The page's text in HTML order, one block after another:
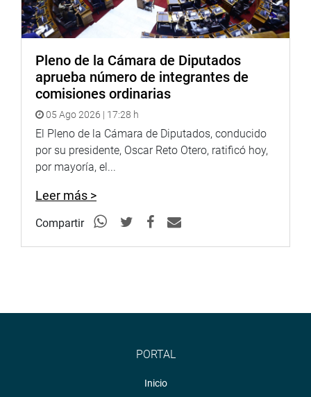
Pleno de la Cámara de Diputados
aprueba número de integrantes de
comisiones ordinarias
05 Ago 2026 | 17:28 h
El Pleno de la Cámara de Diputados, conducido
por su presidente, Oscar Reto Otero, ratificó hoy,
por mayoría, el...
Leer más >
Compartir
PORTAL
Inicio